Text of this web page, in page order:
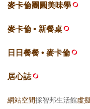
麥卡倫團圓美味學
麥卡倫 • 新餐桌
日日餐餐 • 麥卡倫
居心誌
網站空間採智邦生活館虛